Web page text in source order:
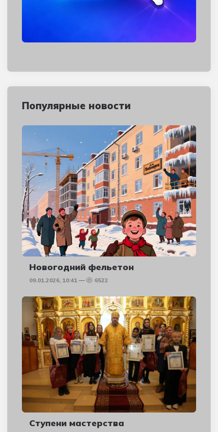
Популярные новости
Новогодний фельетон
09.01.2026, 10:41 6522
Ступени мастерства